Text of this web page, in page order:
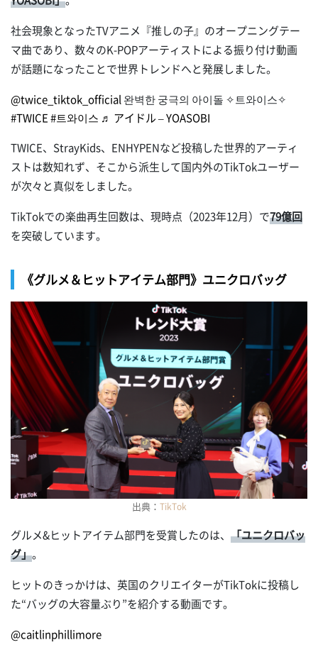
社会現象となったTVアニメ『推しの子』のオープニングテー
マ曲であり、数々のK-POPアーティストによる振り付け動画
が話題になったことで世界トレンドへと発展しました。
@twice_tiktok_official완벽한 궁극의 아이돌 ✧트와이스✧
#TWICE#트와이스 ♬ アイドル – YOASOBI
TWICE、StrayKids、ENHYPENなど投稿した世界的アーティ
ストは数知れず、そこから派生して国内外のTikTokユーザー
が次々と真似をしました。
TikTokでの楽曲再生回数は、現時点（2023年12月）で79億回
を突破しています。
《グルメ＆ヒットアイテム部門》ユニクロバッグ
出典： TikTok
グルメ&ヒットアイテム部門を受賞したのは、 「ユニクロバッ
グ」。
ヒットのきっかけは、英国のクリエイターがTikTokに投稿し
た“バッグの大容量ぶり”を紹介する動画です。
@caitlinphillimore